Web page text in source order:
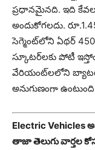
ప్రధానమైనది. ఇది
అందుకోగలదు.
సెగ్మెంట్‌లోని ఏథర్
స్కూటర్‌లకు పోటీ
వేరియంట్‌లలోని
అనుగుణంగా
Electric Vehicles
తాజా తెలుగు వార్తల